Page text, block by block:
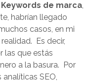
Keywords de marca,
habrían llegado
casos, en mi
Es decir,
las que estás
a la basura. Por
SEO,